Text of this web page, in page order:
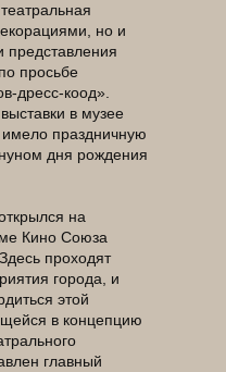
но и
представления
просьбе
дресс-коод».
в музее
праздничную
дня рождения
на
Кино Союза
проходят
города, и
этой
в концепцию
главный